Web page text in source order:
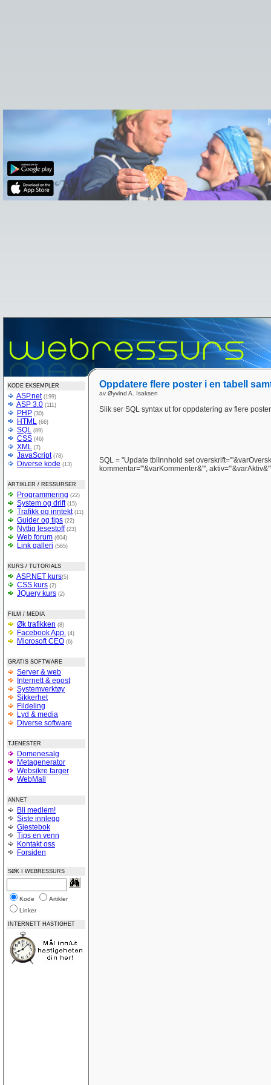
KODE EKSEMPLER
ASP.net (199)
ASP 3.0 (111)
PHP (30)
HTML (66)
SQL (89)
CSS (46)
XML (7)
JavaScript (78)
Diverse kode (13)
ARTIKLER / RESSURSER
Programmering (22)
System og drift (15)
Trafikk og inntekt (11)
Guider og tips (22)
Nyttig lesestoff (23)
Web forum (604)
Link galleri (565)
KURS / TUTORIALS
ASP.NET kurs(5)
CSS kurs (2)
JQuery kurs (2)
FILM / MEDIA
Øk trafikken (8)
Facebook App. (4)
Microsoft CEO (6)
GRATIS SOFTWARE
Server & web
Internett & epost
Systemverktøy
Sikkerhet
Fildeling
Lyd & media
Diverse software
TJENESTER
Domenesalg
Metagenerator
Websikre farger
WebMail
ANNET
Bli medlem!
Siste innlegg
Gjestebok
Tips en venn
Kontakt oss
Forsiden
SØK I WEBRESSURS
Kode
Artikler
Linker
INTERNETT HASTIGHET
Oppdatere flere poster i en tabell
av Øyvind A. Isaksen
Slik ser SQL syntax ut for oppdatering av flere
SQL = "Update tblInnhold set
kommentar='"&varKommenter&"',